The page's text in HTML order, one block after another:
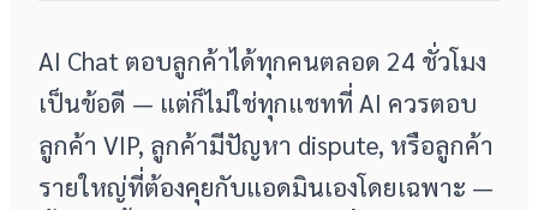
AI Chat ตอบลูกค้าได้ทุกคนตลอด 24 ชั่วโมง
เป็นข้อดี — แต่ก็ไม่ใช่ทุกแชทที่ AI ควรตอบ
ลูกค้า VIP, ลูกค้ามีปัญหา dispute, หรือลูกค้า
รายใหญ่ที่ต้องคุยกับแอดมินเองโดยเฉพาะ —